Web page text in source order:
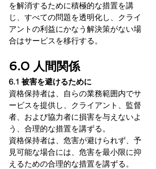
を解消するために積極的な措置を講
じ、すべての問題を透明化し、クライ
アントの利益にかなう解決策がない場
合はサービスを移行する。
6.0 人間関係
6.1 被害を避けるために
資格保持者は、自らの業務範囲内でサ
ービスを提供し、クライアント、監督
者、および協力者に損害を与えないよ
う、合理的な措置を講ずる。
資格保持者は、危害が避けられず、予
見可能な場合には、危害を最小限に抑
えるための合理的な措置を講ずる。